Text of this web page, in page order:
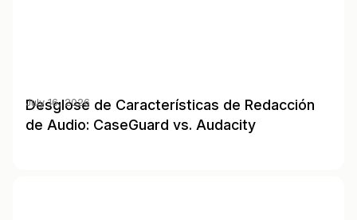
Desglose de Características de Redacción
de Audio: CaseGuard vs. Audacity
July 16, 2026